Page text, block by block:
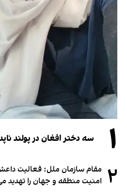
۱ سه دختر افغان در پولند
۲ مقام سازمان ملل: فعالیت
امنیت منطقه و جهان را تهدید